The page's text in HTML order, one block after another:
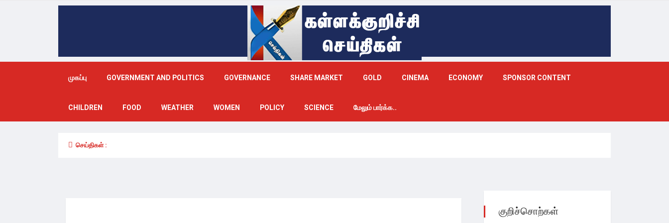
முகப்பு GOVERNMENT AND POLITICS GOVERNANCE SHARE MARKET GOLD CINEMA ECONOMY SPONSOR CONTENT
CHILDREN FOOD WEATHER WOMEN POLICY SCIENCE மேலும் பார்க்க..
செய்திகள் :
குறிச்சொற்கள்